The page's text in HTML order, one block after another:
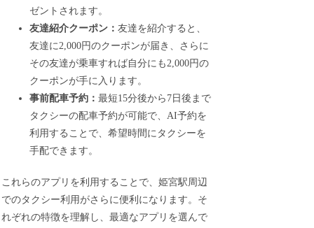
ゼントされます。
友達紹介クーポン：友達を紹介すると、
友達に2,000円のクーポンが届き、さらに
その友達が乗車すれば自分にも2,000円の
クーポンが手に入ります。
事前配車予約：最短15分後から7日後まで
タクシーの配車予約が可能で、AI予約を
利用することで、希望時間にタクシーを
手配できます。
これらのアプリを利用することで、姫宮駅周辺
でのタクシー利用がさらに便利になります。そ
れぞれの特徴を理解し、最適なアプリを選んで